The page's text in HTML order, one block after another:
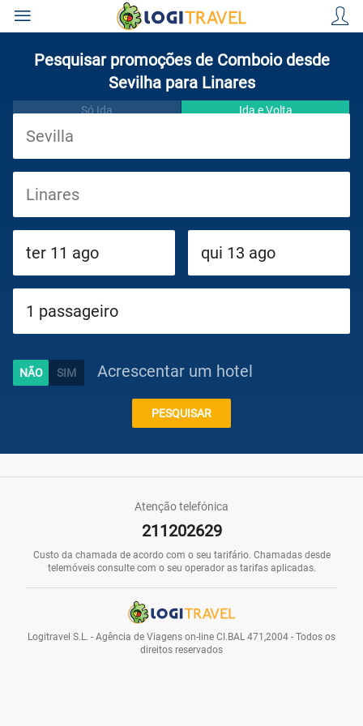
Cruzeiros
Circuitos
Caraíbas
Pesquisar promoções de Comboio desde
Sevilha para Linares
Só Ida Ida e Volta
Acrescentar um hotel
PESQUISAR
Atenção telefónica
211202629
Custo da chamada de acordo com o seu tarifário. Chamadas desde
telemóveis consulte com o seu operador as tarifas aplicadas.
Logitravel S.L. - Agência de Viagens on-line CI.BAL 471,2004 - Todos os
direitos reservados